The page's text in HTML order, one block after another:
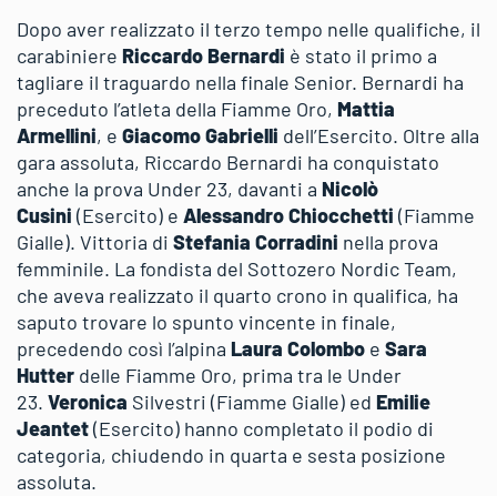
Dopo aver realizzato il terzo tempo nelle qualifiche, il
carabiniere Riccardo Bernardi è stato il primo a
tagliare il traguardo nella finale Senior. Bernardi ha
preceduto l’atleta della Fiamme Oro, Mattia
Armellini, e Giacomo Gabrielli dell’Esercito. Oltre alla
gara assoluta, Riccardo Bernardi ha conquistato
anche la prova Under 23, davanti a Nicolò
Cusini (Esercito) e Alessandro Chiocchetti (Fiamme
Gialle). Vittoria di Stefania Corradini nella prova
femminile. La fondista del Sottozero Nordic Team,
che aveva realizzato il quarto crono in qualifica, ha
saputo trovare lo spunto vincente in finale,
precedendo così l’alpina Laura Colombo e Sara
Hutter delle Fiamme Oro, prima tra le Under
23. Veronica Silvestri (Fiamme Gialle) ed Emilie
Jeantet(Esercito) hanno completato il podio di
categoria, chiudendo in quarta e sesta posizione
assoluta.